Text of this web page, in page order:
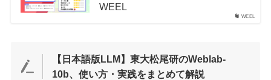
WEEL
WEEL
【日本語版LLM】東大松尾研のWeblab-
10b、使い方・実践をまとめて解説